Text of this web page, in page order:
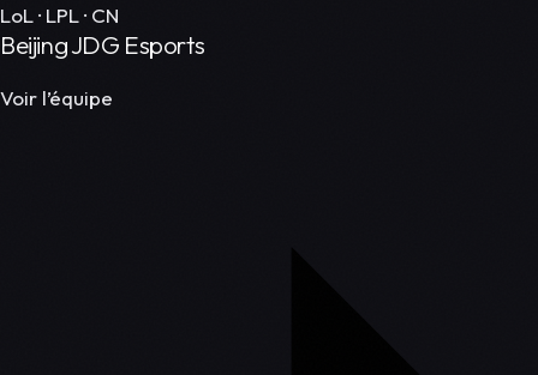
LoL · LPL · CN
Beijing JDG Esports
Voir l’équipe